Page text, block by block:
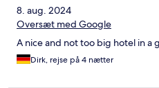
8. aug. 2024
Oversæt med Google
A nice and not too big hotel in a
Dirk, rejse på 4 nætter